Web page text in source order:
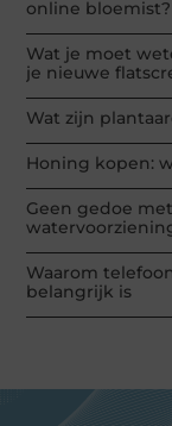
online bloemist?
Wat je moet
je nieuwe
Wat zijn
Honing kopen:
Geen gedoe
Waarom
belangrijk is